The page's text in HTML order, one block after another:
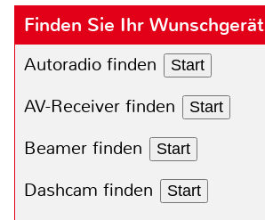
Finden Sie Ihr Wunschgerät
Autoradio finden Start
AV-Receiver finden Start
Beamer finden Start
Dashcam finden Start